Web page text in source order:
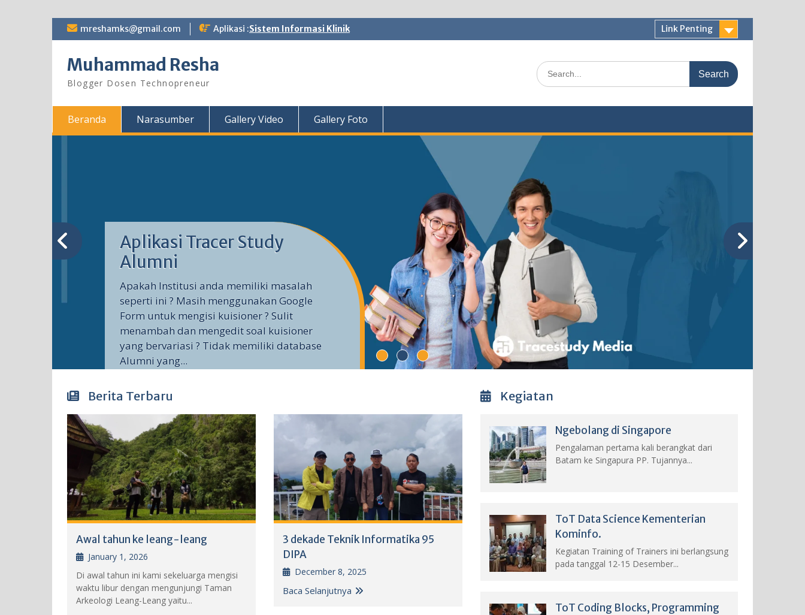
Skip mreshamks@gmail.com Aplikasi :Sistem Informasi Klinik Link Penting
Muhammad Resha
Blogger Dosen Technopreneur
Search
for:
Beranda Narasumber Gallery Video Gallery Foto
Aplikasi Tracer Study
Alumni
Apakah Institusi anda memiliki masalah
seperti ini ? Masih menggunakan Google
Form untuk mengisi kuisioner ? Sulit
menambah dan mengedit soal kuisioner
yang bervariasi ? Tidak memiliki database
Alumni yang...
Berita Terbaru
Awal tahun ke leang-leang
January 1, 2026
Di awal tahun ini kami sekeluarga mengisi
waktu libur dengan mengunjungi Taman
Arkeologi Leang-Leang yaitu...
3 dekade Teknik Informatika 95
DIPA
December 8, 2025
Baca Selanjutnya
Kegiatan
Ngebolang di Singapore
Pengalaman pertama kali berangkat dari
Batam ke Singapura PP. Tujannya...
ToT Data Science Kementerian
Kominfo.
Kegiatan Training of Trainers ini berlangsung
pada tanggal 12-15 Desember...
ToT Coding Blocks, Programming